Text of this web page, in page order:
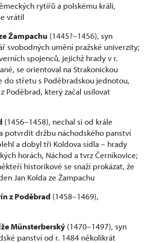
rytířů a polskému králi,
vrátil
Žampachu (1445?–1456), syn
svobodných umění pražské univerzity;
spojenců, jejichž hrady v r.
se orientoval na Strakonickou
do střetu s Poděbradskou jednotou,
Poděbrad, který začal usilovat
(1456–1458), nechal si od krále
potvrdit držbu náchodského panství
a dobyl tři Koldova sídla – hrady
horách, Náchod a tvrz Černíkovice;
historikové se snaží prokázat, že
Jan Kolda ze Žampachu
z Poděbrad (1458–1469),
Münsterberský (1470–1497), syn
panství od r. 1484 několikrát